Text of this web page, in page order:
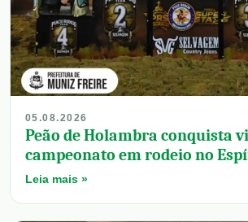
05.08.2026
Peão de Holambra conquista
campeonato em rodeio no
Leia mais »